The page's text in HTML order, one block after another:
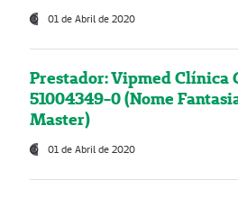
01 de Abril de 2020
Prestador: Vipmed Clínica
51004349-0 (Nome
Master)
01 de Abril de 2020